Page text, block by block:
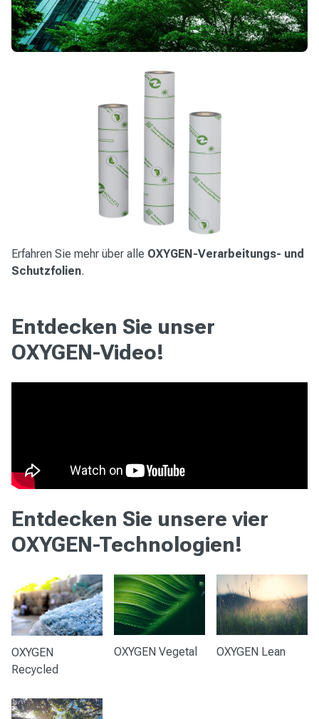
Erfahren Sie mehr über alle OXYGEN-Verarbeitungs- und
Schutzfolien.
Entdecken Sie unser
OXYGEN-Video!
Entdecken Sie unsere vier
OXYGEN-Technologien!
OXYGEN
Recycled
OXYGEN Vegetal OXYGEN Lean